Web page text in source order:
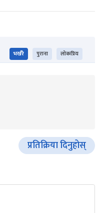
भर्खरै पुराना लोकप्रिय
प्रतिक्रिया दिनुहोस्